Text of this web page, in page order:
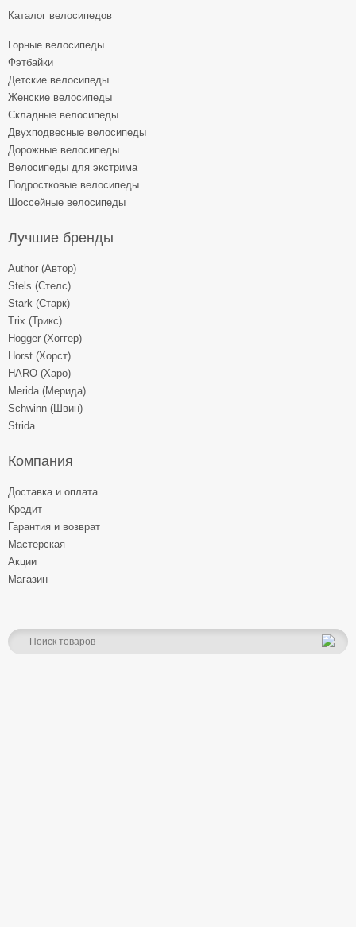
Каталог велосипедов
Горные велосипеды
Фэтбайки
Детские велосипеды
Женские велосипеды
Складные велосипеды
Двухподвесные велосипеды
Дорожные велосипеды
Велосипеды для экстрима
Подростковые велосипеды
Шоссейные велосипеды
Лучшие бренды
Author (Автор)
Stels (Стелс)
Stark (Старк)
Trix (Трикс)
Hogger (Хоггер)
Horst (Хорст)
HARO (Харо)
Merida (Мерида)
Schwinn (Швин)
Strida
Компания
Доставка и оплата
Кредит
Гарантия и возврат
Мастерская
Акции
Магазин